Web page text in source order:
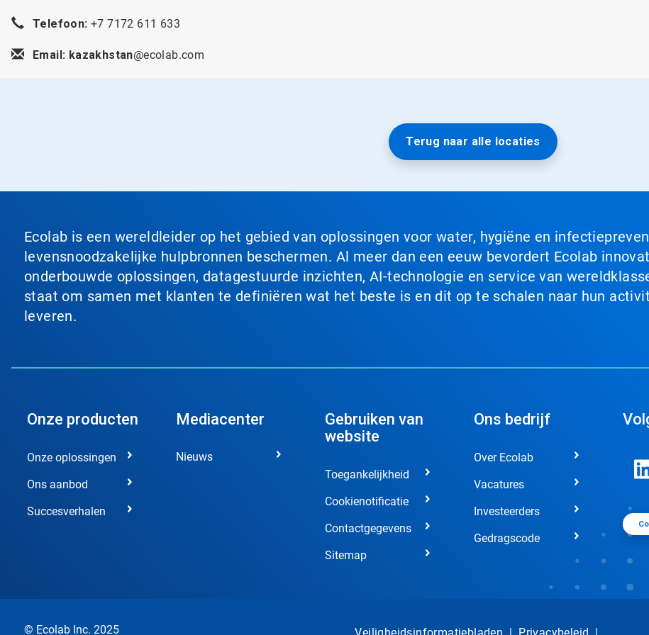
Telefoon: +7 7172 611 633
Email: kazakhstan@ecolab.com
Terug naar alle locaties
Ecolab is een wereldleider op het gebied van oplossingen voor water, hygiëne en
levensnoodzakelijke hulpbronnen beschermen. Al meer dan een eeuw bevordert Ecolab
onderbouwde oplossingen, datagestuurde inzichten, AI-technologie en service van
staat om samen met klanten te definiëren wat het beste is en dit op te schalen naar hun
leveren.
Onze producten
Onze oplossingen
Ons aanbod
Succesverhalen
Mediacenter
Nieuws
Gebruiken van
website
Toegankelijkheid
Cookienotificatie
Contactgegevens
Sitemap
Ons bedrijf
Over Ecolab
Vacatures
Investeerders
Gedragscode
© Ecolab Inc. 2025